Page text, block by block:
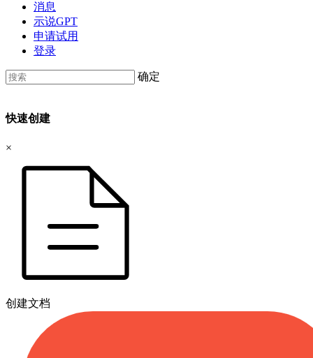
消息
示说GPT
申请试用
登录
确定
快速创建
×
创建文档